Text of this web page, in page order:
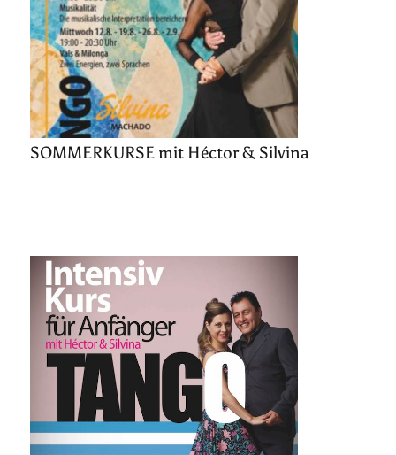
SOMMERKURSE mit Héctor & Silvina